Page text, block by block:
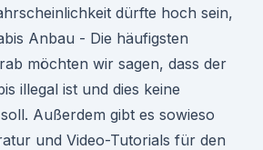
dürfte hoch sein,
Anbau - Die häufigsten
möchten wir sagen, dass der
illegal ist und dies keine
Außerdem gibt es sowieso
und Video-Tutorials für den